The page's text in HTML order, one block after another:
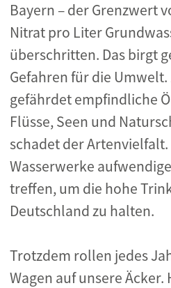
Bayern – der Grenzwert
Nitrat pro Liter
überschritten. Das birgt
Gefahren für die
gefährdet empfindliche
Flüsse, Seen und
schadet der
Wasserwerke
treffen, um die hohe
Deutschland zu halten.
Trotzdem rollen jedes
Wagen auf unsere